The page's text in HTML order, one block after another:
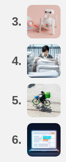
3.
4.
5.
6.